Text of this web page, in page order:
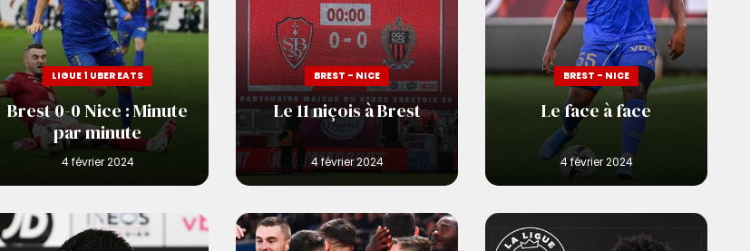
LIGUE 1 UBER EATS
Brest 0-0 Nice : Minute
par minute
BREST - NICE
Le 11 niçois à Brest
BREST - NICE
Le face à face